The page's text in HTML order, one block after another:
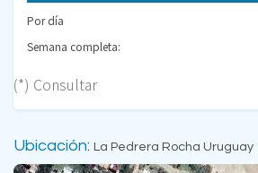
Por día
Semana completa:
(*) Consultar
Ubicación: La Pedrera Rocha Uruguay